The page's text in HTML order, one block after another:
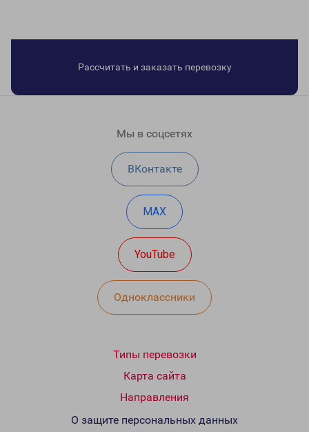
Рассчитать и заказать перевозку
Мы в соцсетях
ВКонтакте
MAX
YouTube
Одноклассники
Типы перевозки
Карта сайта
Направления
О защите персональных данных